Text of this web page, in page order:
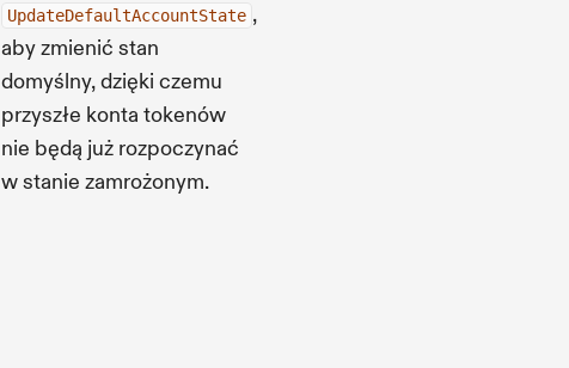
UpdateDefaultAccountState ,
aby zmienić stan
domyślny, dzięki czemu
przyszłe konta tokenów
nie będą już rozpoczynać
w stanie zamrożonym.